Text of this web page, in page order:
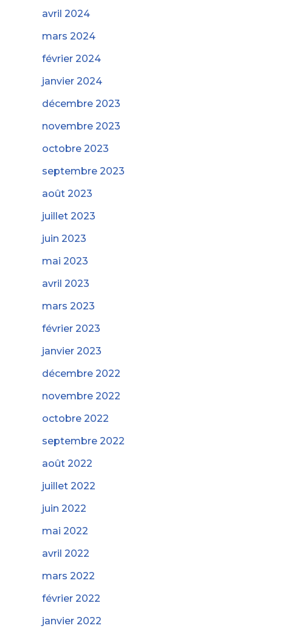
avril 2024
mars 2024
février 2024
janvier 2024
décembre 2023
novembre 2023
octobre 2023
septembre 2023
août 2023
juillet 2023
juin 2023
mai 2023
avril 2023
mars 2023
février 2023
janvier 2023
décembre 2022
novembre 2022
octobre 2022
septembre 2022
août 2022
juillet 2022
juin 2022
mai 2022
avril 2022
mars 2022
février 2022
janvier 2022